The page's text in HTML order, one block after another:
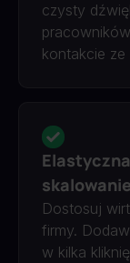
czysty
kontakcie ze
skalowanie
Dostosuj
firmy.
w kilka